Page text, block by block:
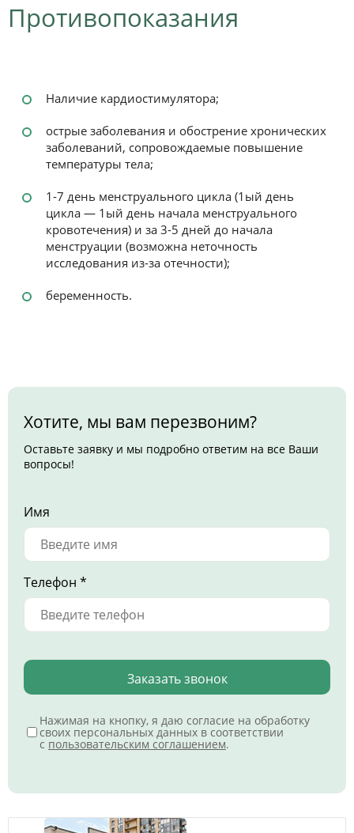
Противопоказания
Наличие кардиостимулятора;
острые заболевания и обострение хронических
заболеваний, сопровождаемые повышение
температуры тела;
1-7 день менструального цикла (1ый день
цикла — 1ый день начала менструального
кровотечения) и за 3-5 дней до начала
менструации (возможна неточность
исследования из-за отечности);
беременность.
Хотите, мы вам перезвоним?
Оставьте заявку и мы подробно ответим на все Ваши
вопросы!
Имя
Телефон *
Заказать звонок
Нажимая на кнопку, я даю согласие на обработку
своих персональных данных в соответствии
с пользовательским соглашением.